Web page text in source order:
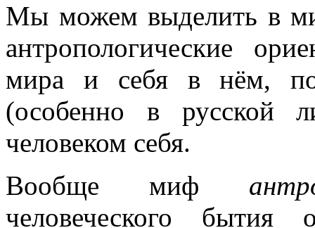
Мы можем выделить в
антропологические
мира и себя в нём,
(особенно в русской
человеком себя.
Вообще миф
человеческого бытия